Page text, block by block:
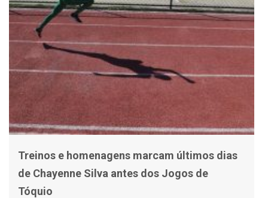
Treinos e homenagens marcam últimos dias
de Chayenne Silva antes dos Jogos de
Tóquio